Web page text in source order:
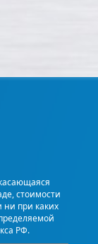
стоимости
ни при каких
РФ.